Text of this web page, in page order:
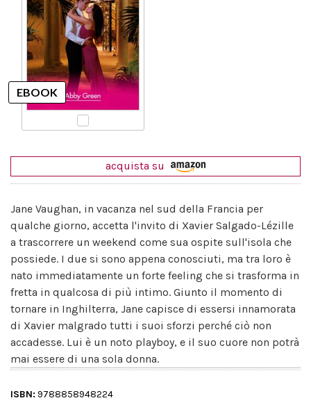
acquista su
Jane Vaughan, in vacanza nel sud della Francia per
qualche giorno, accetta l'invito di Xavier Salgado-Lézille
a trascorrere un weekend come sua ospite sull'isola che
possiede. I due si sono appena conosciuti, ma tra loro è
nato immediatamente un forte feeling che si trasforma in
fretta in qualcosa di più intimo. Giunto il momento di
tornare in Inghilterra, Jane capisce di essersi innamorata
di Xavier malgrado tutti i suoi sforzi perché ciò non
accadesse. Lui è un noto playboy, e il suo cuore non potrà
mai essere di una sola donna.
ISBN: 9788858948224